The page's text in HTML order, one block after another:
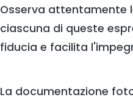
Osserva attentamente
ciascuna di queste
fiducia e facilita
La documentazione